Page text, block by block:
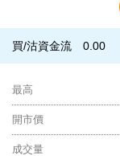
買/沽資金流 0.00
最高
開市價
成交量